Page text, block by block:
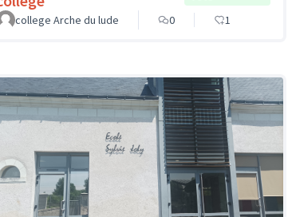
college Arche du lude
0 1